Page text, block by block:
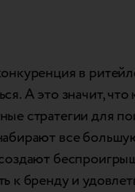
в
А это значит,
стратегии для
все
к бренду и